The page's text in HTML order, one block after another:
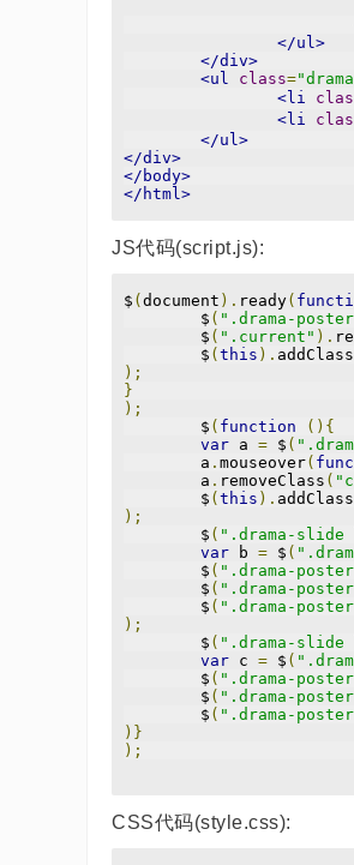
</ul>
</div>
<ul
class=
<li
<li
</ul>
</div>
</body>
</html>
JS代码(script.js):
$ ( document ). ready(
	$
( ".drama-
	$
( ".current" ).
	$
( this ). addClass
);
}
);
	$
( function
(){
var a = $ (
	a
. mouseover(
	a
. removeClass (
	$
( this ). addClass
);
	$
( ".drama-
var b = $ (
	$
( ".drama-
	$
( ".drama-
	$
( ".drama-
);
	$
( ".drama-
var c = $ (
	$
( ".drama-
	$
( ".drama-
	$
( ".drama-
)}
);
CSS代码(style.css):